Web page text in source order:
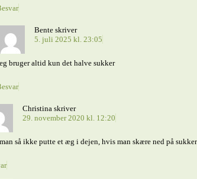
Bente skriver
5. juli 2025 kl. 23:05
bruger altid kun det halve sukker
Christina skriver
29. november 2020 kl. 12:20
så ikke putte et æg i dejen, hvis man skære ned på